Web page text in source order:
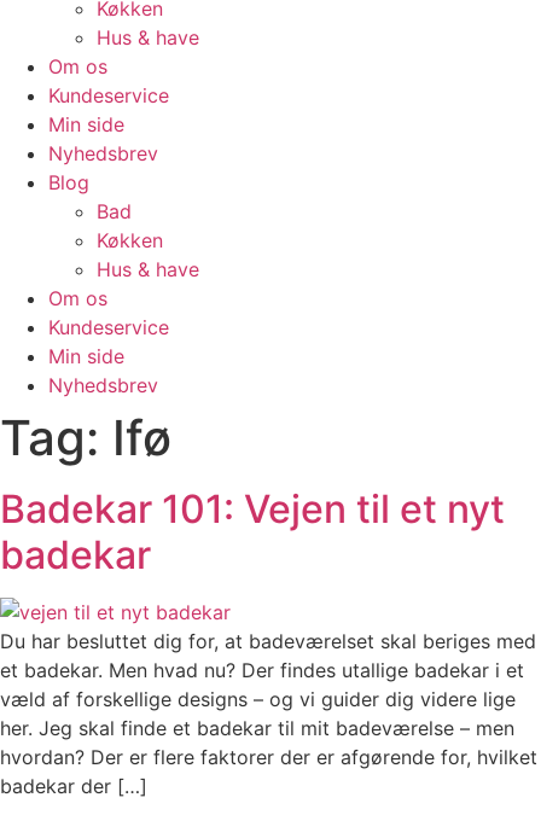
Køkken
Hus & have
Om os
Kundeservice
Min side
Nyhedsbrev
Blog
Bad
Køkken
Hus & have
Om os
Kundeservice
Min side
Nyhedsbrev
Tag: Ifø
Badekar 101: Vejen til et nyt
badekar
Du har besluttet dig for, at badeværelset skal beriges med
et badekar. Men hvad nu? Der findes utallige badekar i et
væld af forskellige designs – og vi guider dig videre lige
her. Jeg skal finde et badekar til mit badeværelse – men
hvordan? Der er flere faktorer der er afgørende for, hvilket
badekar der […]